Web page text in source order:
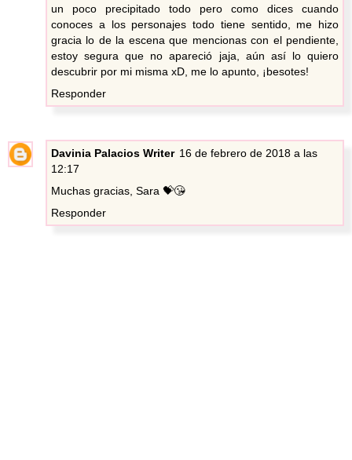
un poco precipitado todo pero como dices cuando
conoces a los personajes todo tiene sentido, me hizo
gracia lo de la escena que mencionas con el pendiente,
estoy segura que no apareció jaja, aún así lo quiero
descubrir por mi misma xD, me lo apunto, ¡besotes!
Responder
Davinia Palacios Writer 16 de febrero de 2018 a las
12:17
Muchas gracias, Sara 💝😘
Responder